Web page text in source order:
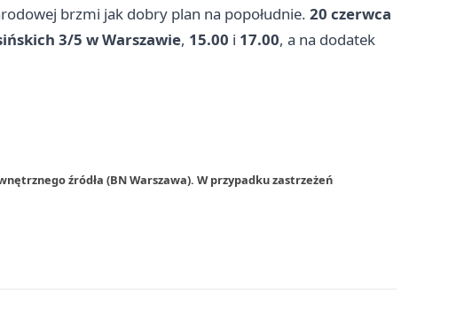
brzmi jak dobry plan na popołudnie. 20 czerwca
3/5 w Warszawie, 15.00 i 17.00, a na dodatek
źródła (BN Warszawa). W przypadku zastrzeżeń